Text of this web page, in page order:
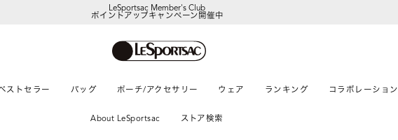
LeSportsac Member's Club
ポイントアップキャンペーン開催中
ストセラー バッグ ポーチ/アクセサリー ウェア ランキング コラボレーション
About LeSportsac ストア検索